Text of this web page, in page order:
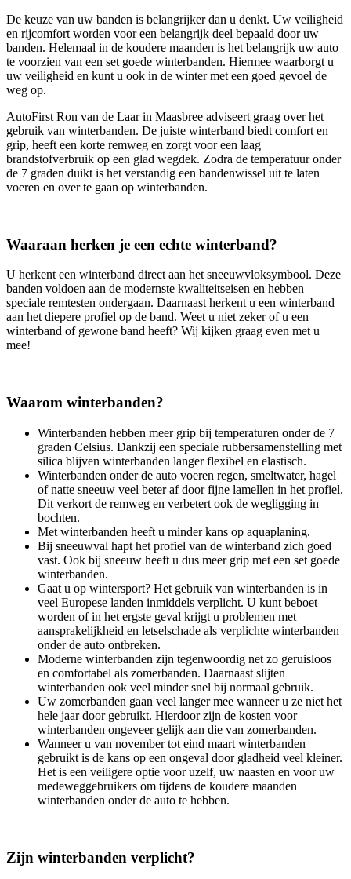
De keuze van uw banden is belangrijker dan u denkt. Uw veiligheid
en rijcomfort worden voor een belangrijk deel bepaald door uw
banden. Helemaal in de koudere maanden is het belangrijk uw auto
te voorzien van een set goede winterbanden. Hiermee waarborgt u
uw veiligheid en kunt u ook in de winter met een goed gevoel de
weg op.
AutoFirst Ron van de Laar in Maasbree adviseert graag over het
gebruik van winterbanden. De juiste winterband biedt comfort en
grip, heeft een korte remweg en zorgt voor een laag
brandstofverbruik op een glad wegdek. Zodra de temperatuur onder
de 7 graden duikt is het verstandig een bandenwissel uit te laten
voeren en over te gaan op winterbanden.
Waaraan herken je een echte winterband?
U herkent een winterband direct aan het sneeuwvloksymbool. Deze
banden voldoen aan de modernste kwaliteitseisen en hebben
speciale remtesten ondergaan. Daarnaast herkent u een winterband
aan het diepere profiel op de band. Weet u niet zeker of u een
winterband of gewone band heeft? Wij kijken graag even met u
mee!
Waarom winterbanden?
Winterbanden hebben meer grip bij temperaturen onder de 7
graden Celsius. Dankzij een speciale rubbersamenstelling met
silica blijven winterbanden langer flexibel en elastisch.
Winterbanden onder de auto voeren regen, smeltwater, hagel
of natte sneeuw veel beter af door fijne lamellen in het profiel.
Dit verkort de remweg en verbetert ook de wegligging in
bochten.
Met winterbanden heeft u minder kans op aquaplaning.
Bij sneeuwval hapt het profiel van de winterband zich goed
vast. Ook bij sneeuw heeft u dus meer grip met een set goede
winterbanden.
Gaat u op wintersport? Het gebruik van winterbanden is in
veel Europese landen inmiddels verplicht. U kunt beboet
worden of in het ergste geval krijgt u problemen met
aansprakelijkheid en letselschade als verplichte winterbanden
onder de auto ontbreken.
Moderne winterbanden zijn tegenwoordig net zo geruisloos
en comfortabel als zomerbanden. Daarnaast slijten
winterbanden ook veel minder snel bij normaal gebruik.
Uw zomerbanden gaan veel langer mee wanneer u ze niet het
hele jaar door gebruikt. Hierdoor zijn de kosten voor
winterbanden ongeveer gelijk aan die van zomerbanden.
Wanneer u van november tot eind maart winterbanden
gebruikt is de kans op een ongeval door gladheid veel kleiner.
Het is een veiligere optie voor uzelf, uw naasten en voor uw
medeweggebruikers om tijdens de koudere maanden
winterbanden onder de auto te hebben.
Zijn winterbanden verplicht?